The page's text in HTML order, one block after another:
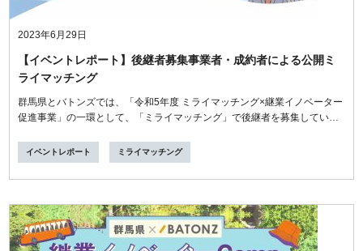
2023年6月29日
【イベントレポート】後継者募集事業者・成約者による公開ミ
ライマッチング
群馬県とバトンズでは、「令和5年度 ミライマッチング×継業イノベーター
促進事業」の一環として、「ミライマッチング」で後継者を募集している
イベントレポート ミライマッチング